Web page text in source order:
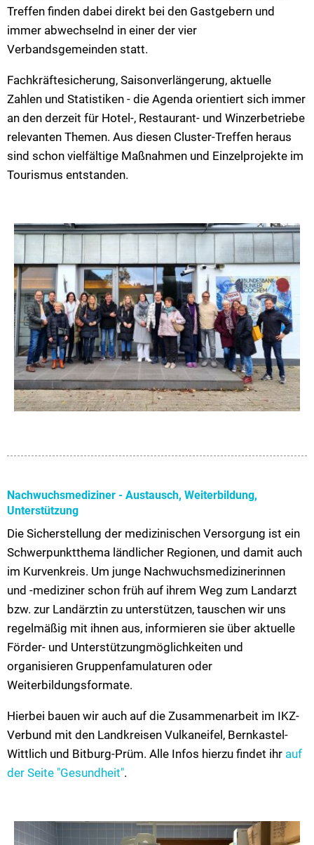
Treffen finden dabei direkt bei den Gastgebern und
immer abwechselnd in einer der vier
Verbandsgemeinden statt.
Fachkräftesicherung, Saisonverlängerung, aktuelle
Zahlen und Statistiken - die Agenda orientiert sich immer
an den derzeit für Hotel-, Restaurant- und Winzerbetriebe
relevanten Themen. Aus diesen Cluster-Treffen heraus
sind schon vielfältige Maßnahmen und Einzelprojekte im
Tourismus entstanden.
Nachwuchsmediziner - Austausch, Weiterbildung,
Unterstützung
Die Sicherstellung der medizinischen Versorgung ist ein
Schwerpunktthema ländlicher Regionen, und damit auch
im Kurvenkreis. Um junge Nachwuchsmedizinerinnen
und -mediziner schon früh auf ihrem Weg zum Landarzt
bzw. zur Landärztin zu unterstützen, tauschen wir uns
regelmäßig mit ihnen aus, informieren sie über aktuelle
Förder- und Unterstützungmöglichkeiten und
organisieren Gruppenfamulaturen oder
Weiterbildungsformate.
Hierbei bauen wir auch auf die Zusammenarbeit im IKZ-
Verbund mit den Landkreisen Vulkaneifel, Bernkastel-
Wittlich und Bitburg-Prüm. Alle Infos hierzu findet ihr auf
der Seite "Gesundheit".